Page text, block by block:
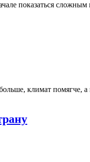
показаться
климат помягче,